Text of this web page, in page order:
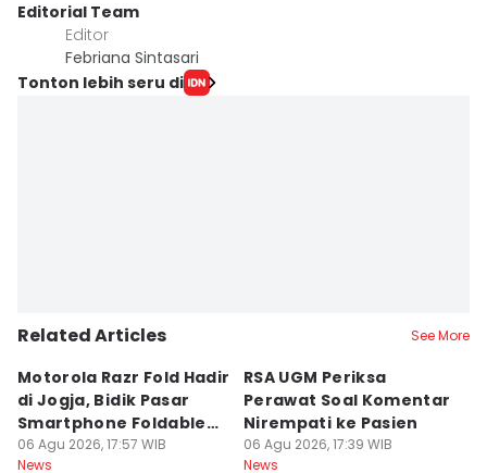
Editorial Team
Editor
Febriana Sintasari
Tonton lebih seru di
Related Articles See More
Motorola Razr Fold Hadir
di Jogja, Bidik Pasar
Smartphone Foldable
Premium
06 Agu 2026, 17:57 WIB
News
RSA UGM Periksa
Perawat Soal Komentar
Nirempati ke Pasien
06 Agu 2026, 17:39 WIB
News